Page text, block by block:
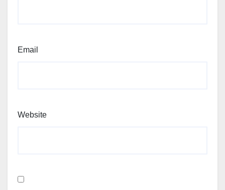
Email
Website